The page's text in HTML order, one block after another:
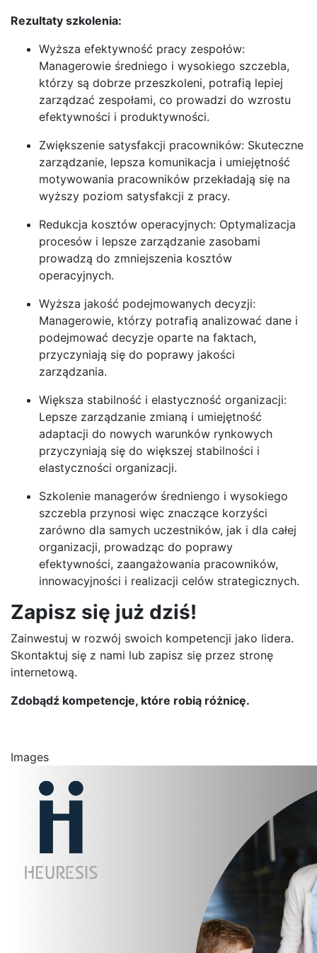
Rezultaty szkolenia:
Wyższa efektywność pracy zespołów:
Managerowie średniego i wysokiego szczebla,
którzy są dobrze przeszkoleni, potrafią lepiej
zarządzać zespołami, co prowadzi do wzrostu
efektywności i produktywności.
Zwiększenie satysfakcji pracowników: Skuteczne
zarządzanie, lepsza komunikacja i umiejętność
motywowania pracowników przekładają się na
wyższy poziom satysfakcji z pracy.
Redukcja kosztów operacyjnych: Optymalizacja
procesów i lepsze zarządzanie zasobami
prowadzą do zmniejszenia kosztów
operacyjnych.
Wyższa jakość podejmowanych decyzji:
Managerowie, którzy potrafią analizować dane i
podejmować decyzje oparte na faktach,
przyczyniają się do poprawy jakości
zarządzania.
Większa stabilność i elastyczność organizacji:
Lepsze zarządzanie zmianą i umiejętność
adaptacji do nowych warunków rynkowych
przyczyniają się do większej stabilności i
elastyczności organizacji.
Szkolenie managerów średniengo i wysokiego
szczebla przynosi więc znaczące korzyści
zarówno dla samych uczestników, jak i dla całej
organizacji, prowadząc do poprawy
efektywności, zaangażowania pracowników,
innowacyjności i realizacji celów strategicznych.
Zapisz się już dziś!
Zainwestuj w rozwój swoich kompetencji jako lidera.
Skontaktuj się z nami lub zapisz się przez stronę
internetową.
Zdobądź kompetencje, które robią różnicę.
Images